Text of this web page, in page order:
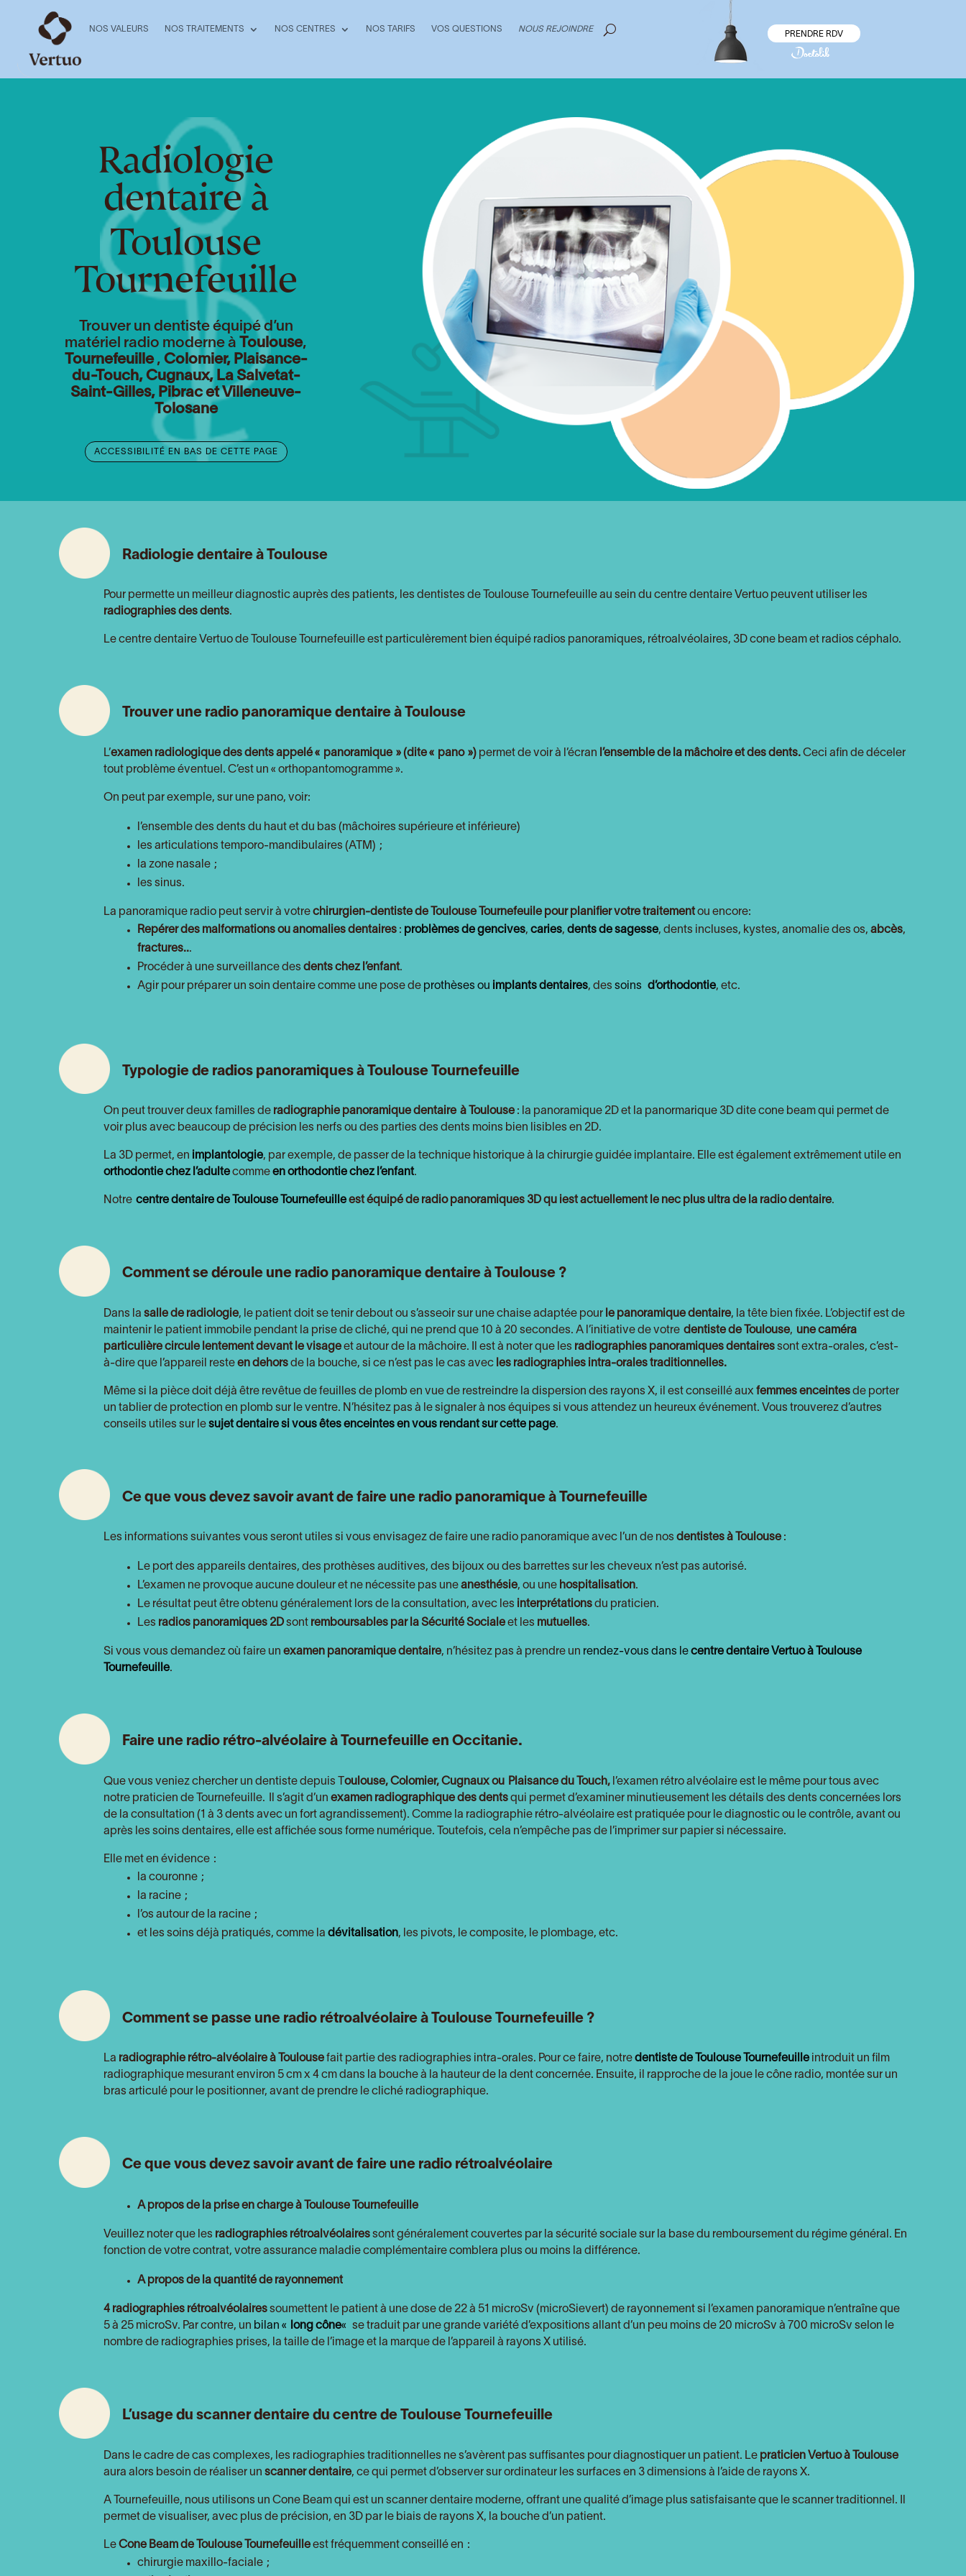
NOS VALEURS NOS TRAITEMENTS NOS CENTRES NOS TARIFS VOS QUESTIONS NOUS REJOINDRE
PRENDRE RDV
Radiologie
dentaire à
Toulouse
Tournefeuille
Trouver un dentiste équipé d’un
matériel radio moderne à
Toulouse,
Tournefeuille , Colomier, Plaisance-
du-Touch, Cugnaux, La Salvetat-
Saint-Gilles, Pibrac et Villeneuve-
Tolosane
ACCESSIBILITÉ EN BAS DE CETTE PAGE
Radiologie dentaire à Toulouse
Pour permette un meilleur diagnostic auprès des patients, les dentistes de Toulouse Tournefeuille au sein du centre dentaire Vertuo peuvent utiliser les
radiographies des dents.
Le centre dentaire Vertuo de Toulouse Tournefeuille est particulèrement bien équipé radios panoramiques, rétroalvéolaires, 3D cone beam et radios céphalo.
Trouver une radio panoramique dentaire à Toulouse
L’examen radiologique des dents appelé « panoramique » (dite « pano ») permet de voir à l’écran l’ensemble de la mâchoire et des dents. Ceci afin de déceler
tout problème éventuel. C’est un « orthopantomogramme ».
On peut par exemple, sur une pano, voir:
l’ensemble des dents du haut et du bas (mâchoires supérieure et inférieure)
les articulations temporo-mandibulaires (ATM) ;
la zone nasale ;
les sinus.
La panoramique radio peut servir à votre chirurgien-dentiste de Toulouse Tournefeuile pour planifier votre traitement ou encore:
Repérer des malformations ou anomalies dentaires : problèmes de gencives, caries, dents de sagesse, dents incluses, kystes, anomalie des os, abcès,
fractures...
Procéder à une surveillance des dents chez l’enfant.
Agir pour préparer un soin dentaire comme une pose de prothèses ou implants dentaires, des soins d’orthodontie, etc.
Typologie de radios panoramiques à Toulouse Tournefeuille
On peut trouver deux familles de radiographie panoramique dentaire à Toulouse : la panoramique 2D et la panormarique 3D dite cone beam qui permet de
voir plus avec beaucoup de précision les nerfs ou des parties des dents moins bien lisibles en 2D.
La 3D permet, en implantologie, par exemple, de passer de la technique historique à la chirurgie guidée implantaire. Elle est également extrêmement utile en
orthodontie chez l’adulte comme en orthodontie chez l’enfant.
Notre centre dentaire de Toulouse Tournefeuille est équipé de radio panoramiques 3D qu iest actuellement le nec plus ultra de la radio dentaire.
Comment se déroule une radio panoramique dentaire à Toulouse ?
Dans la salle de radiologie, le patient doit se tenir debout ou s’asseoir sur une chaise adaptée pour le panoramique dentaire, la tête bien fixée. L’objectif est de
maintenir le patient immobile pendant la prise de cliché, qui ne prend que 10 à 20 secondes. A l’initiative de votre dentiste de Toulouse, une caméra
particulière circule lentement devant le visage et autour de la mâchoire. Il est à noter que les radiographies panoramiques dentaires sont extra-orales, c’est-
à-dire que l’appareil reste en dehors de la bouche, si ce n’est pas le cas avec les radiographies intra-orales traditionnelles.
Même si la pièce doit déjà être revêtue de feuilles de plomb en vue de restreindre la dispersion des rayons X, il est conseillé aux femmes enceintes de porter
un tablier de protection en plomb sur le ventre. N’hésitez pas à le signaler à nos équipes si vous attendez un heureux événement. Vous trouverez d’autres
conseils utiles sur le sujet dentaire si vous êtes enceintes en vous rendant sur cette page.
Ce que vous devez savoir avant de faire une radio panoramique à Tournefeuille
Les informations suivantes vous seront utiles si vous envisagez de faire une radio panoramique avec l’un de nos dentistes à Toulouse :
Le port des appareils dentaires, des prothèses auditives, des bijoux ou des barrettes sur les cheveux n’est pas autorisé.
L’examen ne provoque aucune douleur et ne nécessite pas une anesthésie, ou une hospitalisation.
Le résultat peut être obtenu généralement lors de la consultation, avec les
interprétations du praticien.
Les radios panoramiques 2Dsont remboursables par la Sécurité Sociale et les mutuelles.
Si vous vous demandez où faire un examen panoramique dentaire, n’hésitez pas à prendre un rendez-vous dans le centre dentaire Vertuo à Toulouse
Tournefeuille.
Faire une radio rétro-alvéolaire à Tournefeuille en Occitanie.
Que vous veniez chercher un dentiste depuis T oulouse, Colomier, Cugnaux ou Plaisance du Touch, l’examen rétro alvéolaire est le même pour tous avec
notre praticien de Tournefeuille.
Il s’agit d’un examen radiographique des dents qui permet d’examiner minutieusement les détails des dents concernées lors
de la consultation (1 à 3 dents avec un fort agrandissement). Comme la radiographie rétro-alvéolaire est pratiquée pour le diagnostic ou le contrôle, avant ou
après les soins dentaires, elle est affichée sous forme numérique. Toutefois, cela n’empêche pas de l’imprimer sur papier si nécessaire.
Elle met en évidence :
la couronne ;
la racine ;
l’os autour de la racine ;
et les soins déjà pratiqués, comme la dévitalisation, les pivots, le composite, le plombage, etc.
Comment se passe une radio rétroalvéolaire à Toulouse Tournefeuille ?
La radiographie rétro-alvéolaire à Toulouse fait partie des radiographies intra-orales. Pour ce faire, notre dentiste de Toulouse Tournefeuille introduit un film
radiographique mesurant environ 5 cm x 4 cm dans la bouche à la hauteur de la dent concernée. Ensuite, il rapproche de la joue le cône radio, montée sur un
bras articulé pour le positionner, avant de prendre le cliché radiographique.
Ce que vous devez savoir avant de faire une radio rétroalvéolaire
A propos de la prise en charge à Toulouse Tournefeuille
Veuillez noter que les radiographies rétroalvéolaires sont généralement couvertes par la sécurité sociale sur la base du remboursement du régime général. En
fonction de votre contrat, votre assurance maladie complémentaire comblera plus ou moins la différence.
A propos de la quantité de rayonnement
4 radiographies rétroalvéolaires soumettent le patient à une dose de 22 à 51 microSv (microSievert) de rayonnement si l’examen panoramique n’entraîne que
5 à 25 microSv. Par contre, un bilan « long cône«
se traduit par une grande variété d’expositions allant d’un peu moins de 20 microSv à 700 microSv selon le
nombre de radiographies prises, la taille de l’image et la marque de l’appareil à rayons X utilisé.
L’usage du scanner dentaire du centre de Toulouse Tournefeuille
Dans le cadre de cas complexes, les radiographies traditionnelles ne s’avèrent pas suffisantes pour diagnostiquer un patient. Le praticien Vertuo à Toulouse
aura alors besoin de réaliser un scanner dentaire, ce qui permet d’observer sur ordinateur les surfaces en 3 dimensions à l’aide de rayons X.
A Tournefeuille, nous utilisons un Cone Beam qui est un scanner dentaire moderne, offrant une qualité d’image plus satisfaisante que le scanner traditionnel. Il
permet de visualiser, avec plus de précision, en 3D par le biais de rayons X, la bouche d’un patient.
Le Cone Beam de Toulouse Tournefeuille est fréquemment conseillé en :
chirurgie maxillo-faciale ;